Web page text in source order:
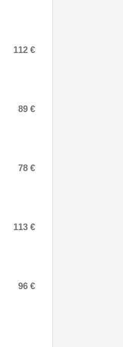
112 €
89 €
78 €
113 €
96 €